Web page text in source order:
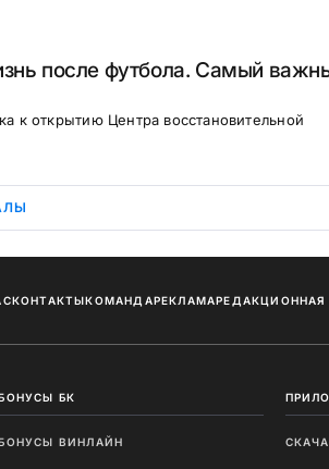
после футбола. Самый
к открытию Центра восстановительной
КОНТАКТЫКОМАНДАРЕКЛАМА
БК
ВИНЛАЙН